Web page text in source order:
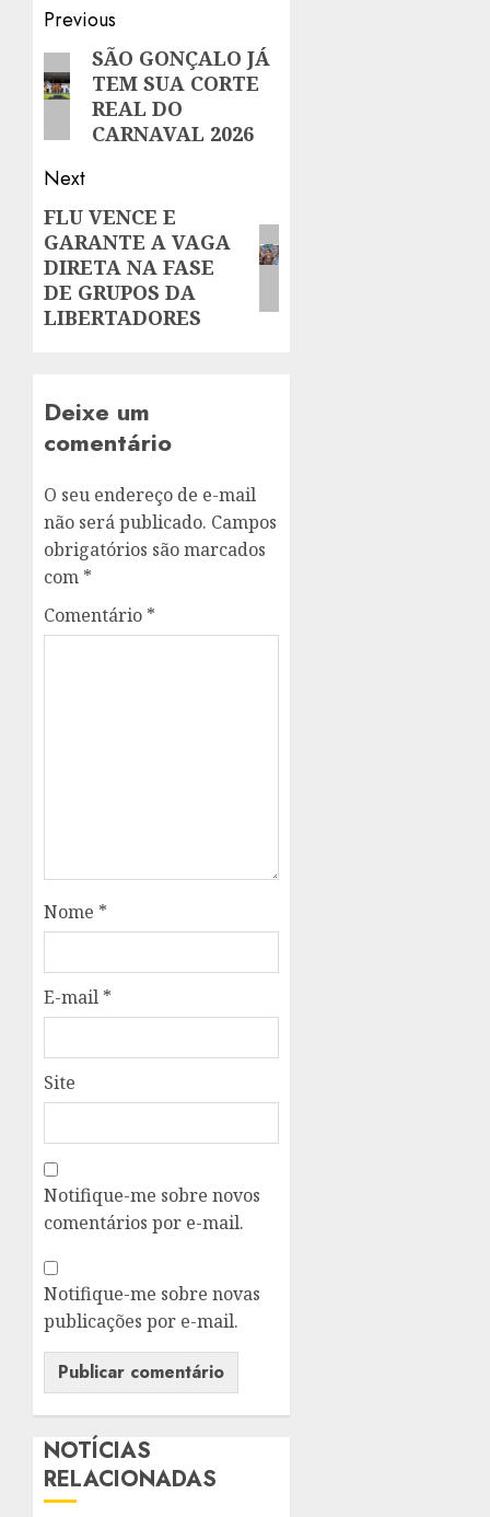
Post
navigation
Previous
Previous
post:
SÃO GONÇALO JÁ
TEM SUA CORTE
REAL DO
CARNAVAL 2026
Next
Next
post:
FLU VENCE E
GARANTE A VAGA
DIRETA NA FASE
DE GRUPOS DA
LIBERTADORES
Deixe um
comentário
O seu endereço de e-mail
não será publicado. Campos
obrigatórios são marcados
com *
Comentário *
Nome *
E-mail *
Site
Notifique-me sobre novos
comentários por e-mail.
Notifique-me sobre novas
publicações por e-mail.
NOTÍCIAS
RELACIONADAS